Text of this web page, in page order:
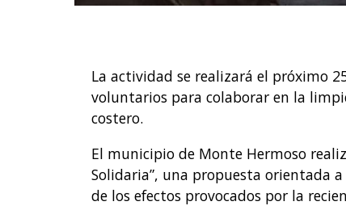
La actividad se realizará el próximo
voluntarios para colaborar en la
costero.
El municipio de Monte Hermoso
Solidaria”, una propuesta orientada
de los efectos provocados por la